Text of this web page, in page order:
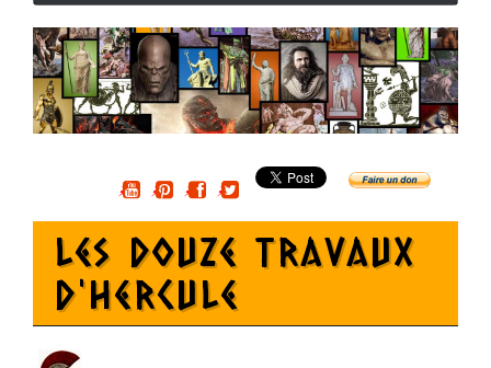
Les douze travaux
d'Hercule